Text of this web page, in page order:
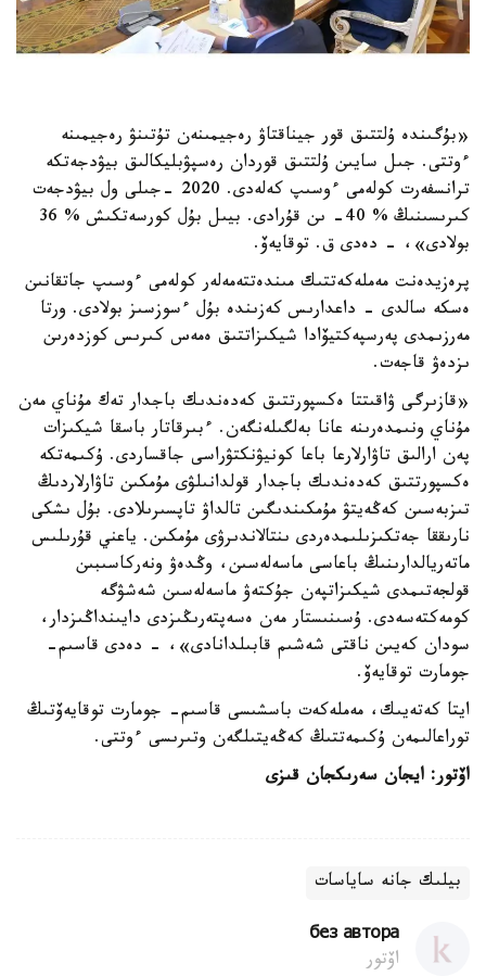
«بۇگىندە ۇلتتىق قور جيناقتاۋ رەجيمىنەن تۇتىنۋ رەجيمىنە
ءوتتى. جىل سايىن ۇلتتىق قوردان رەسپۋبليكالىق بيۋدجەتكە
ترانسفەرت كولەمى ءوسىپ كەلەدى. 2020 -جىلى ول بيۋدجەت
كىرىسىنىڭ % 40- ىن قۇرادى. بيىل بۇل كورسەتكىش % 36
بولادى»، - دەدى ق. توقايەۆ.
پرەزيدەنت مەملەكەتتىك مىندەتتەمەلەر كولەمى ءوسىپ جاتقانىن
ەسكە سالدى - داعدارىس كەزىندە بۇل ءسوزسىز بولادى. ورتا
مەرزىمدى پەرسپەكتيۆادا شيكىزاتتىق ەمەس كىرىس كوزدەرىن
ىزدەۋ قاجەت.
«قازىرگى ۋاقىتتا ەكسپورتتىق كەدەندىك باجدار تەك مۇناي مەن
مۇناي ونىمدەرىنە عانا بەلگىلەنگەن. ءبىرقاتار باسقا شيكىزات
پەن ارالىق تاۋارلارعا باعا كونيۋنكتۋراسى جاقساردى. ۇكىمەتكە
ەكسپورتتىق كەدەندىك باجدار قولدانىلۋى مۇمكىن تاۋارلاردىڭ
تىزبەسىن كەڭەيتۋ مۇمكىندىگىن تالداۋ تاپسىرىلادى. بۇل ىشكى
نارىققا جەتكىزىلىمدەردى ىنتالاندىرۋى مۇمكىن. ياعني قۇرىلىس
ماتەريالدارىنىڭ باعاسى ماسەلەسىن، وڭدەۋ ونەركاسىبىن
قولجەتىمدى شيكىزاتپەن جۇكتەۋ ماسەلەسىن شەشۋگە
كومەكتەسەدى. ۇسىنىستار مەن ەسەپتەرىڭىزدى دايىنداڭىزدار،
سودان كەيىن ناقتى شەشىم قابىلدانادى»، - دەدى قاسىم-
جومارت توقايەۆ.
ايتا كەتەيىك، مەملەكەت باسشىسى قاسىم- جومارت توقايەۆتىڭ
توراعالىمەن ۇكىمەتتىڭ كەڭەيتىلگەن وتىرىسى ءوتتى.
اۆتور: ايجان سەرىكجان قىزى
بيلىك جانە ساياسات
без автора
اۆتور